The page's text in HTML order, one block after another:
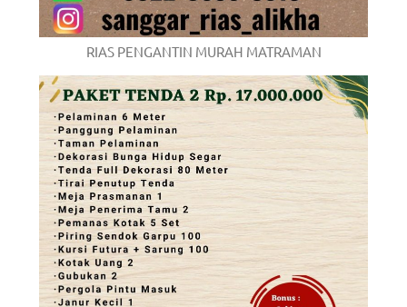
RIAS PENGANTIN MURAH MATRAMAN